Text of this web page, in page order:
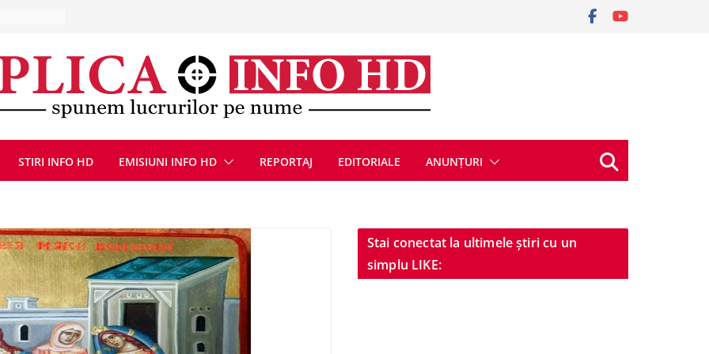
din
cu
DIN
STIRI INFO HD EMISIUNI INFO HD REPORTAJ EDITORIALE ANUNȚURI
Stai conectat la ultimele știri cu un
simplu LIKE: